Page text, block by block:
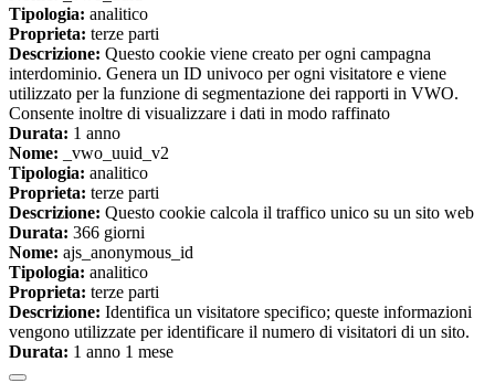
Tipologia: analitico
Proprieta: terze parti
Descrizione: Questo cookie viene creato per ogni campagna
interdominio. Genera un ID univoco per ogni visitatore e viene
utilizzato per la funzione di segmentazione dei rapporti in VWO.
Consente inoltre di visualizzare i dati in modo raffinato
Durata: 1 anno
Nome: _vwo_uuid_v2
Tipologia: analitico
Proprieta: terze parti
Descrizione: Questo cookie calcola il traffico unico su un sito web
Durata: 366 giorni
Nome: ajs_anonymous_id
Tipologia: analitico
Proprieta: terze parti
Descrizione: Identifica un visitatore specifico; queste informazioni
vengono utilizzate per identificare il numero di visitatori di un sito.
Durata: 1 anno 1 mese